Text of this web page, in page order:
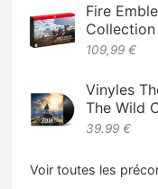
Fire
109,99 €
Vinyles
The Wild
39.99 €
Voir toutes les